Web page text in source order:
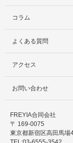
お手軽検証パック
コラム
よくある質問
アクセス
お問い合わせ
FREYIA合同会社
〒 169-0075
東京都新宿区高田馬